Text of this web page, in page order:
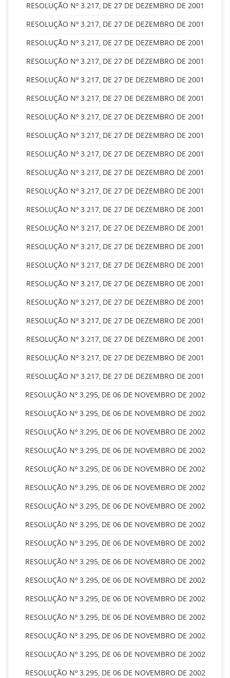
RESOLUÇÃO Nº 3.217, DE 27 DE DEZEMBRO DE 2001
RESOLUÇÃO Nº 3.217, DE 27 DE DEZEMBRO DE 2001
RESOLUÇÃO Nº 3.217, DE 27 DE DEZEMBRO DE 2001
RESOLUÇÃO Nº 3.217, DE 27 DE DEZEMBRO DE 2001
RESOLUÇÃO Nº 3.217, DE 27 DE DEZEMBRO DE 2001
RESOLUÇÃO Nº 3.217, DE 27 DE DEZEMBRO DE 2001
RESOLUÇÃO Nº 3.217, DE 27 DE DEZEMBRO DE 2001
RESOLUÇÃO Nº 3.217, DE 27 DE DEZEMBRO DE 2001
RESOLUÇÃO Nº 3.217, DE 27 DE DEZEMBRO DE 2001
RESOLUÇÃO Nº 3.217, DE 27 DE DEZEMBRO DE 2001
RESOLUÇÃO Nº 3.217, DE 27 DE DEZEMBRO DE 2001
RESOLUÇÃO Nº 3.217, DE 27 DE DEZEMBRO DE 2001
RESOLUÇÃO Nº 3.217, DE 27 DE DEZEMBRO DE 2001
RESOLUÇÃO Nº 3.217, DE 27 DE DEZEMBRO DE 2001
RESOLUÇÃO Nº 3.217, DE 27 DE DEZEMBRO DE 2001
RESOLUÇÃO Nº 3.217, DE 27 DE DEZEMBRO DE 2001
RESOLUÇÃO Nº 3.217, DE 27 DE DEZEMBRO DE 2001
RESOLUÇÃO Nº 3.217, DE 27 DE DEZEMBRO DE 2001
RESOLUÇÃO Nº 3.217, DE 27 DE DEZEMBRO DE 2001
RESOLUÇÃO Nº 3.217, DE 27 DE DEZEMBRO DE 2001
RESOLUÇÃO Nº 3.217, DE 27 DE DEZEMBRO DE 2001
RESOLUÇÃO Nº 3.295, DE 06 DE NOVEMBRO DE 2002
RESOLUÇÃO Nº 3.295, DE 06 DE NOVEMBRO DE 2002
RESOLUÇÃO Nº 3.295, DE 06 DE NOVEMBRO DE 2002
RESOLUÇÃO Nº 3.295, DE 06 DE NOVEMBRO DE 2002
RESOLUÇÃO Nº 3.295, DE 06 DE NOVEMBRO DE 2002
RESOLUÇÃO Nº 3.295, DE 06 DE NOVEMBRO DE 2002
RESOLUÇÃO Nº 3.295, DE 06 DE NOVEMBRO DE 2002
RESOLUÇÃO Nº 3.295, DE 06 DE NOVEMBRO DE 2002
RESOLUÇÃO Nº 3.295, DE 06 DE NOVEMBRO DE 2002
RESOLUÇÃO Nº 3.295, DE 06 DE NOVEMBRO DE 2002
RESOLUÇÃO Nº 3.295, DE 06 DE NOVEMBRO DE 2002
RESOLUÇÃO Nº 3.295, DE 06 DE NOVEMBRO DE 2002
RESOLUÇÃO Nº 3.295, DE 06 DE NOVEMBRO DE 2002
RESOLUÇÃO Nº 3.295, DE 06 DE NOVEMBRO DE 2002
RESOLUÇÃO Nº 3.295, DE 06 DE NOVEMBRO DE 2002
RESOLUÇÃO Nº 3.295, DE 06 DE NOVEMBRO DE 2002